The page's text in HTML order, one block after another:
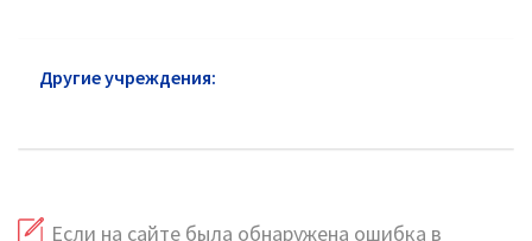
Другие учреждения:
Если на сайте была обнаружена ошибка в